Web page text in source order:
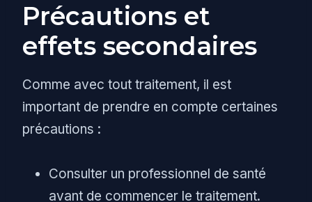
Précautions et
effets secondaires
Comme avec tout traitement, il est
important de prendre en compte certaines
précautions :
Consulter un professionnel de santé
avant de commencer le traitement.